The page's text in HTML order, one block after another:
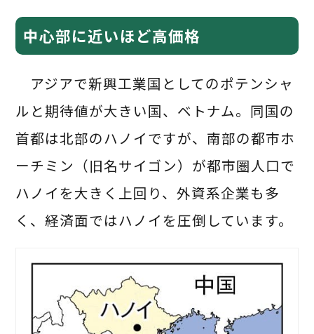
中心部に近いほど高価格
アジアで新興工業国としてのポテンシャ
ルと期待値が大きい国、ベトナム。同国の
首都は北部のハノイですが、南部の都市ホ
ーチミン（旧名サイゴン）が都市圏人口で
ハノイを大きく上回り、外資系企業も多
く、経済面ではハノイを圧倒しています。